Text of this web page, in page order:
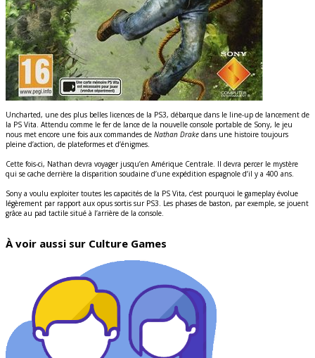
Uncharted, une des plus belles licences de la PS3, débarque dans le line-up de lancement de
la PS Vita. Attendu comme le fer de lance de la nouvelle console portable de Sony, le jeu
nous met encore une fois aux commandes de Nathan Drake dans une histoire toujours
pleine d’action, de plateformes et d’énigmes.
Cette fois-ci, Nathan devra voyager jusqu’en Amérique Centrale. Il devra percer le mystère
qui se cache derrière la disparition soudaine d’une expédition espagnole d’il y a 400 ans.
Sony a voulu exploiter toutes les capacités de la PS Vita, c’est pourquoi le gameplay évolue
légèrement par rapport aux opus sortis sur PS3. Les phases de baston, par exemple, se jouent
grâce au pad tactile situé à l’arrière de la console.
À voir aussi sur Culture Games